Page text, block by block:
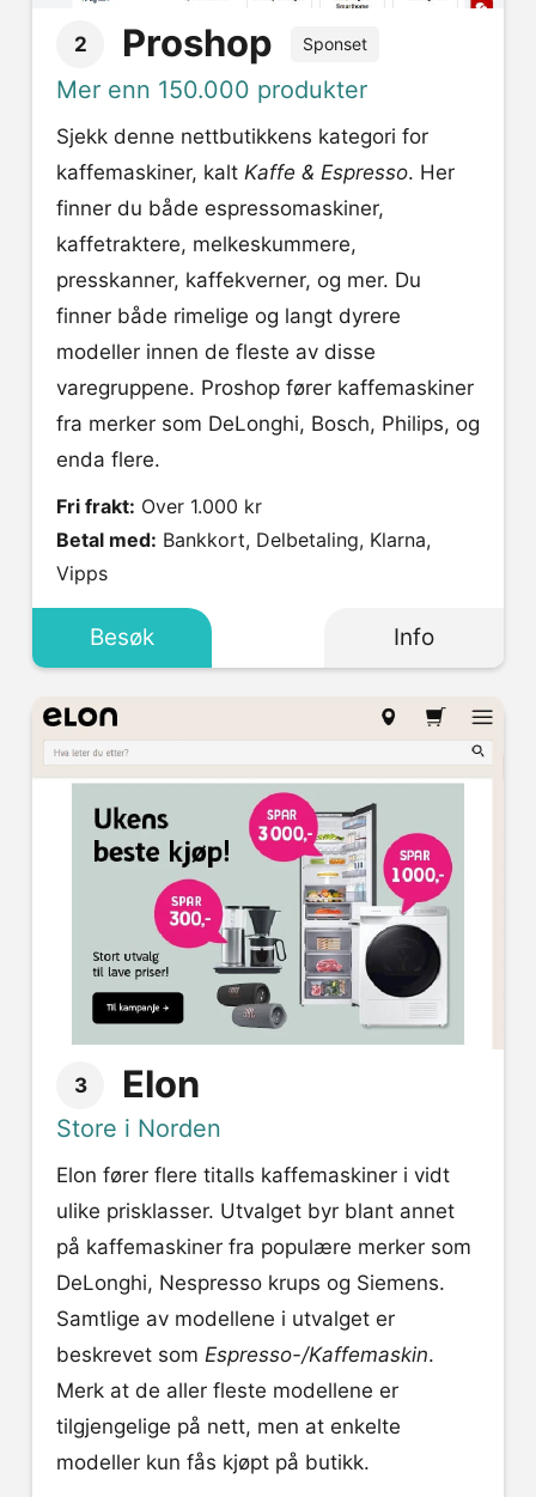
2 Proshop Sponset
Mer enn 150.000 produkter
Sjekk denne nettbutikkens kategori for
kaffemaskiner, kalt Kaffe & Espresso. Her
finner du både espressomaskiner,
kaffetraktere, melkeskummere,
presskanner, kaffekverner, og mer. Du
finner både rimelige og langt dyrere
modeller innen de fleste av disse
varegruppene. Proshop fører kaffemaskiner
fra merker som DeLonghi, Bosch, Philips, og
enda flere.
Fri frakt: Over 1.000 kr
Betal med:
Vipps
Besøk Info
3 Elon
Store i Norden
Elon fører flere titalls kaffemaskiner i vidt
ulike prisklasser. Utvalget byr blant annet
på kaffemaskiner fra populære merker som
DeLonghi, Nespresso krups og Siemens.
Samtlige av modellene i utvalget er
beskrevet som Espresso-/Kaffemaskin.
Merk at de aller fleste modellene er
tilgjengelige på nett, men at enkelte
modeller kun fås kjøpt på butikk.